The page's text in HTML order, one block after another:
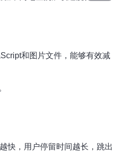
和图片文件，能够有效减
快，用户停留时间越长，跳出